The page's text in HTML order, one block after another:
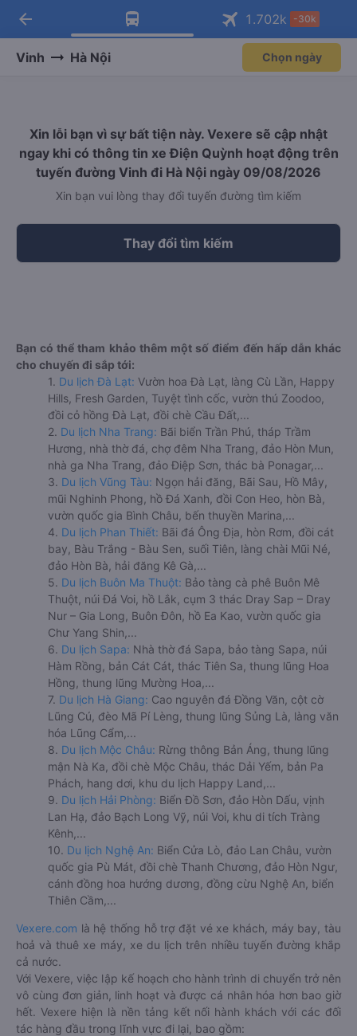
Tải app Vexere ngay!
Nhận ưu đãi thành viên độc
Mở app
Tải app Vexere
-30k/ghế khi đặt vé máy bay qua
Mở app
arrow_back 1.702k -30k
Vinh Hà Nội Chọn ngày
Xin lỗi bạn vì sự bất tiện này. Vexere sẽ cập nhật
ngay khi có thông tin xe Điện Quỳnh hoạt động trên
tuyến đường Vinh đi Hà Nội ngày 09/08/2026
Xin bạn vui lòng thay đổi tuyến đường tìm kiếm
Thay đổi tìm kiếm
Bạn có thể tham khảo thêm một số điểm đến hấp dẫn khác
cho chuyến đi sắp tới:
1. Du lịch Đà Lạt: Vườn hoa Đà Lạt, làng Cù Lần, Happy
Hills, Fresh Garden, Tuyệt tình cốc, vườn thú Zoodoo,
đồi cỏ hồng Đà Lạt, đồi chè Cầu Đất,...
2. Du lịch Nha Trang: Bãi biển Trần Phú, tháp Trầm
Hương, nhà thờ đá, chợ đêm Nha Trang, đảo Hòn Mun,
nhà ga Nha Trang, đảo Điệp Sơn, thác bà Ponagar,...
3. Du lịch Vũng Tàu: Ngọn hải đăng, Bãi Sau, Hồ Mây,
mũi Nghinh Phong, hồ Đá Xanh, đồi Con Heo, hòn Bà,
vườn quốc gia Bình Châu, bến thuyền Marina,...
4. Du lịch Phan Thiết: Bãi đá Ông Địa, hòn Rơm, đồi cát
bay, Bàu Trắng - Bàu Sen, suối Tiên, làng chài Mũi Né,
đảo Hòn Bà, hải đăng Kê Gà,...
5. Du lịch Buôn Ma Thuột: Bảo tàng cà phê Buôn Mê
Thuột, núi Đá Voi, hồ Lắk, cụm 3 thác Dray Sap – Dray
Nur – Gia Long, Buôn Đôn, hồ Ea Kao, vườn quốc gia
Chư Yang Shin,...
6. Du lịch Sapa: Nhà thờ đá Sapa, bảo tàng Sapa, núi
Hàm Rồng, bản Cát Cát, thác Tiên Sa, thung lũng Hoa
Hồng, thung lũng Mường Hoa,...
7. Du lịch Hà Giang: Cao nguyên đá Đồng Văn, cột cờ
Lũng Cú, đèo Mã Pí Lèng, thung lũng Sủng Là, làng văn
hóa Lũng Cẩm,...
8. Du lịch Mộc Châu: Rừng thông Bản Áng, thung lũng
mận Nà Ka, đồi chè Mộc Châu, thác Dải Yếm, bản Pa
Phách, hang dơi, khu du lịch Happy Land,...
9. Du lịch Hải Phòng: Biển Đồ Sơn, đảo Hòn Dấu, vịnh
Lan Hạ, đảo Bạch Long Vỹ, núi Voi, khu di tích Tràng
Kênh,...
10. Du lịch Nghệ An: Biển Cửa Lò, đảo Lan Châu, vườn
quốc gia Pù Mát, đồi chè Thanh Chương, đảo Hòn Ngư,
cánh đồng hoa hướng dương, đồng cừu Nghệ An, biển
Thiên Cầm,...
Vexere.com là hệ thống hỗ trợ đặt vé xe khách, máy bay, tàu
hoả và thuê xe máy, xe du lịch trên nhiều tuyến đường khắp
cả nước.
Với Vexere, việc lập kế hoạch cho hành trình di chuyển trở nên
vô cùng đơn giản, linh hoạt và được cá nhân hóa hơn bao giờ
hết. Vexere hiện là nền tảng kết nối hành khách với các đối
tác hàng đầu trong lĩnh vực đi lại, bao gồm: